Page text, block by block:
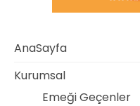
AnaSayfa
Kurumsal
Emeği Geçenler